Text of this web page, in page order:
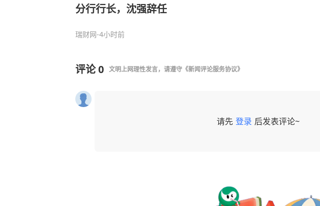
分行行长，沈强辞任
瑞财网-4小时前
评论0 文明上网理性发言，请遵守 《新闻评论服务协议》
请先 登录 后发表评论~